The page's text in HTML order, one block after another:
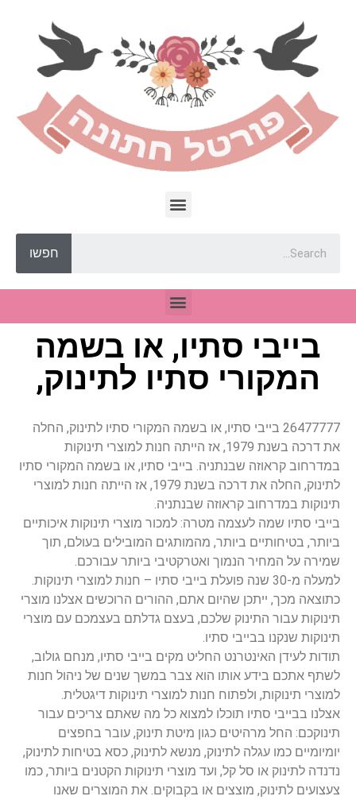
חפשו
בייבי סתיו, או בשמה
המקורי סתיו לתינוק,
26477777 בייבי סתיו, או בשמה המקורי סתיו לתינוק, החלה
את דרכה בשנת 1979, אז הייתה חנות למוצרי תינוקות
במדרחוב קראוזה שבנתניה. בייבי סתיו, או בשמה המקורי סתיו
לתינוק, החלה את דרכה בשנת 1979, אז הייתה חנות למוצרי
תינוקות במדרחוב קראוזה שבנתניה.
בייבי סתיו שמה לעצמה מטרה: למכור מוצרי תינוקות איכותיים
ביותר, בטיחותיים ביותר, מהמותגים המובילים בעולם, תוך
שמירה על המחיר הנמוך ואטרקטיבי ביותר עבורכם.
למעלה מ-30 שנה פועלת בייבי סתיו – חנות למוצרי תינוקות.
כתוצאה מכך, ייתכן שהיום אתם, ההורים הרוכשים אצלנו מוצרי
תינוקות עבור התינוק שלכם, בעצם גדלתם בעצמכם עם מוצרי
תינוקות שנקנו בבייבי סתיו.
תודות לעידן האינטרנט החליט מקים בייבי סתיו, מנחם גולוב,
לשתף אתכם בידע אותו הוא צבר במשך שנים של ניהול חנות
למוצרי תינוקות, ולפתוח חנות למוצרי תינוקות דיגטלית.
אצלנו בבייבי סתיו תוכלו למצוא כל מה שאתם צריכים עבור
תינוקכם: החל מרהיטים כגון מיטת תינוק, עובר בחפצים
יומיומיים כמו עגלה לתינוק, מנשא לתינוק, כסא בטיחות לתינוק,
נדנדה לתינוק או סל קל, ועד מוצרי תינוקות הקטנים ביותר, כמו
צעצועים לתינוק, מוצצים או בקבוקים. את המוצרים שאנו